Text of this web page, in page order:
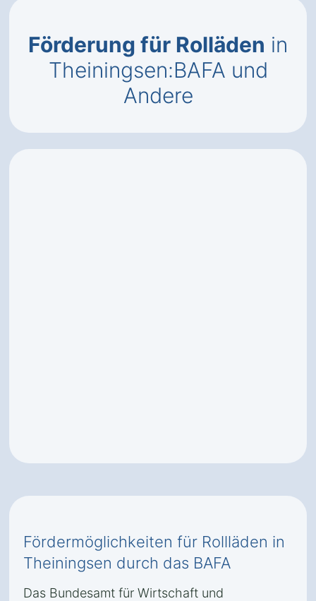
Förderung für Rolläden in
Theiningsen:BAFA und
Andere
Fördermöglichkeiten für Rollläden in
Theiningsen durch das BAFA
Das Bundesamt für Wirtschaft und